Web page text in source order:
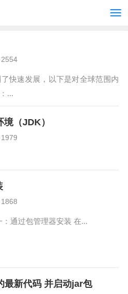
2554
快速发展，以下是对全球范围内
...
（JDK）
1979
1868
：通过包管理器安装 在...
最新代码 并启动jar包